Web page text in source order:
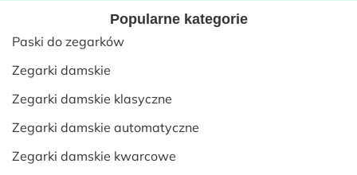
Popularne kategorie
Paski do zegarków
Zegarki damskie
Zegarki damskie klasyczne
Zegarki damskie automatyczne
Zegarki damskie kwarcowe